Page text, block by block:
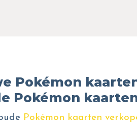
Pokémon
Pokémon
Pokémon kaarten